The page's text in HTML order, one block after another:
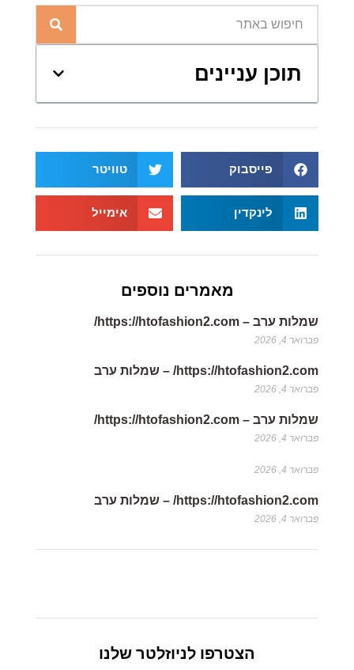
תוכן עניינים
פייסבוק טוויטר
לינקדין אימייל
מאמרים נוספים
שמלות ערב – https://htofashion2.com/
פברואר 4, 2026
https://htofashion2.com/ – שמלות ערב
פברואר 4, 2026
שמלות ערב – https://htofashion2.com/
פברואר 4, 2026
פברואר 4, 2026
https://htofashion2.com/ – שמלות ערב
פברואר 4, 2026
הצטרפו לניוזלטר שלנו